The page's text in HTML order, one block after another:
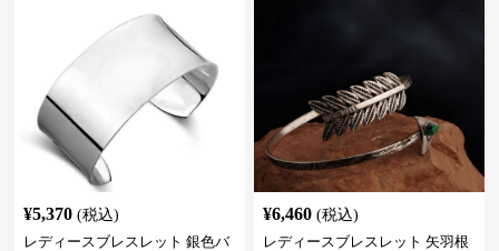
¥5,370 (税込)
レディースブレスレット 銀色バ
¥6,460 (税込)
レディースブレスレット 矢羽根